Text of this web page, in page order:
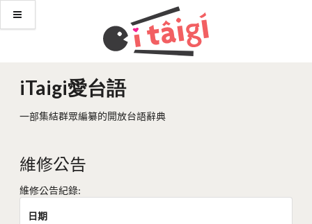
iTaigi愛台語
一部集結群眾編纂的開放台語辭典
維修公告
維修公告紀錄:
日期